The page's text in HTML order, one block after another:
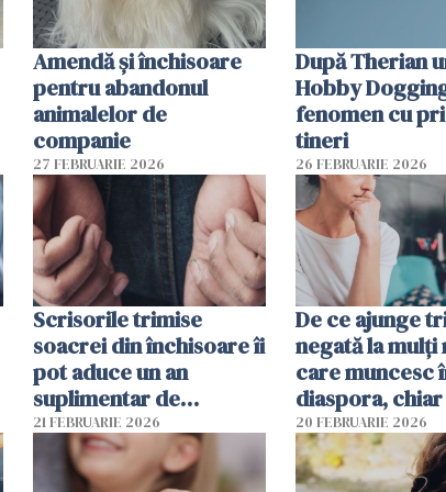
Amendă și închisoare
pentru abandonul
animalelor de
companie
27 FEBRUARIE 2026
După Therian
Hobby
fenomen cu
tineri
26 FEBRUARIE 2026
Scrisorile trimise
soacrei din închisoare îi
pot aduce un an
suplimentar de
închisoare unui român
condamnat în Spania
21 FEBRUARIE 2026
De ce ajunge
negată la mulți
care muncesc
diaspora,
viața pare mai
financiar?
20 FEBRUARIE 2026